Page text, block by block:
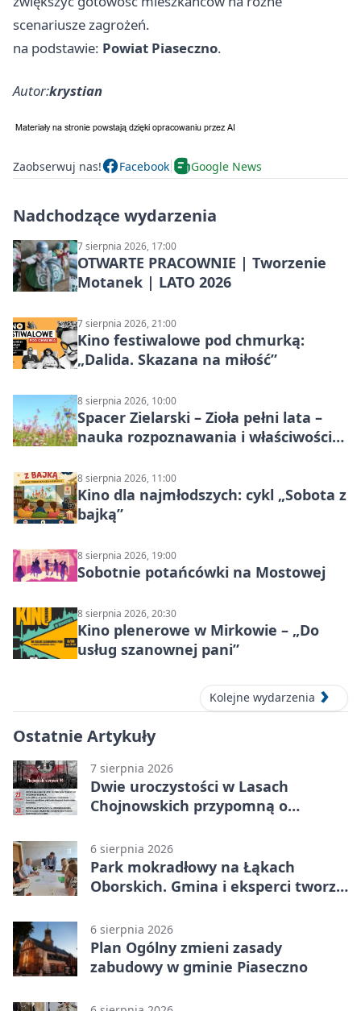
scenariusze zagrożeń.
na podstawie: Powiat Piaseczno.
Autor:krystian
Zaobserwuj nas! Facebook Google News
Nadchodzące wydarzenia
7 sierpnia 2026, 17:00
OTWARTE PRACOWNIE | Tworzenie
Motanek | LATO 2026
7 sierpnia 2026, 21:00
Kino festiwalowe pod chmurką:
„Dalida. Skazana na miłość”
8 sierpnia 2026, 10:00
Spacer Zielarski – Zioła pełni lata –
nauka rozpoznawania i właściwości
8 sierpnia 2026, 11:00
Kino dla najmłodszych: cykl „Sobota z
bajką”
8 sierpnia 2026, 19:00
Sobotnie potańcówki na Mostowej
8 sierpnia 2026, 20:30
Kino plenerowe w Mirkowie – „Do
usług szanownej pani”
Kolejne wydarzenia
Ostatnie Artykuły
7 sierpnia 2026
Dwie uroczystości w Lasach
Chojnowskich przypomną o
6 sierpnia 2026
Park mokradłowy na Łąkach
Oborskich. Gmina i eksperci tworzą
6 sierpnia 2026
Plan Ogólny zmieni zasady
zabudowy w gminie Piaseczno